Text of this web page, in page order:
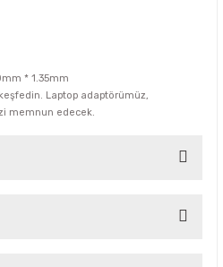
* 1.35mm
Laptop adaptörümüz,
memnun edecek.
yorumu siz yapın!